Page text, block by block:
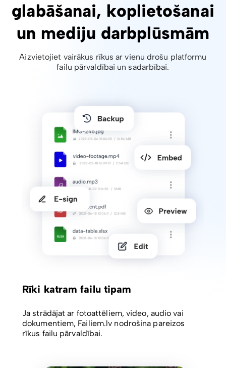
glabāšanai, koplietošanai
un mediju darbplūsmām
Aizvietojiet vairākus rīkus ar vienu drošu platformu
failu pārvaldībai un sadarbībai.
Rīki katram failu tipam
Ja strādājat ar fotoattēliem, video, audio vai
dokumentiem, Failiem.lv nodrošina pareizos
rīkus failu pārvaldībai.